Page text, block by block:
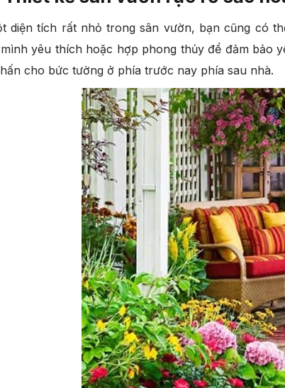
diện tích rất nhỏ trong sân vườn, bạn cũng có
yêu thích hoặc hợp phong thủy để đảm bảo
cho bức tường ở phía trước nay phía sau nhà.